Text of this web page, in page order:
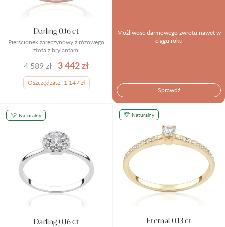
Pierścionek zaręczynowy z różowego
złota z brylantami
Darling 0,16 ct
4 589 zł 3 442 zł
Oszczędzasz -1 147 zł
Możliwość darmowego zwrotu nawet w
ciągu roku
Sprawdź
Naturalny
Darling 0,16 ct
Naturalny
Eternal 0,13 ct